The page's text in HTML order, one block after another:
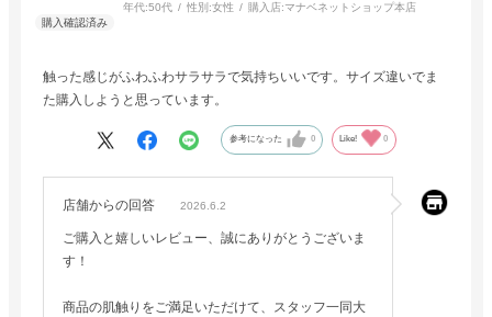
年代:50代 性別:女性 購入店:マナベネットショップ本店
触った感じがふわふわサラサラで気持ちいいです。サイズ違いでま
た購入しようと思っています。
参考になった 0 Like! 0
店舗からの回答 2026.6.2
ご購入と嬉しいレビュー、誠にありがとうございま
す！
商品の肌触りをご満足いただけて、スタッフ一同大